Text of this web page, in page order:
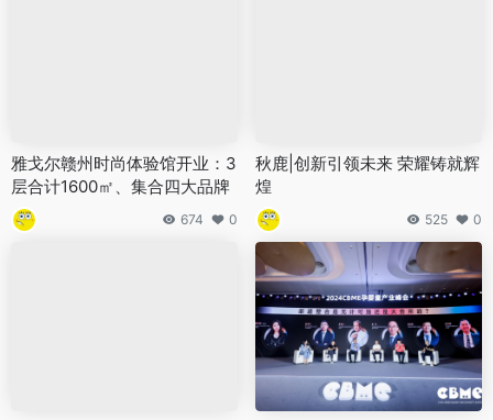
雅戈尔赣州时尚体验馆开业：3
层合计1600㎡、集合四大品牌
674 0
秋鹿|创新引领未来 荣耀铸就辉
煌
525 0